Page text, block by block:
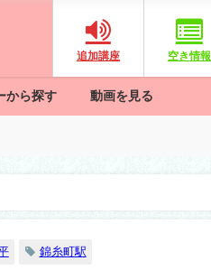
追加講座 空き情報
から探す 動画を見る
錦糸町駅